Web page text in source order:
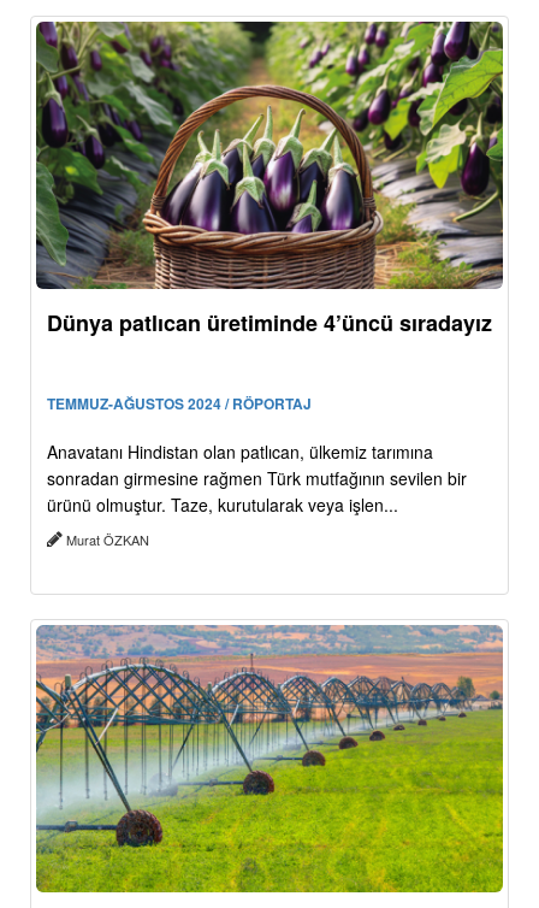
Dünya patlıcan üretiminde 4’üncü sıradayız
TEMMUZ-AĞUSTOS 2024 / RÖPORTAJ
Anavatanı Hindistan olan patlıcan, ülkemiz tarımına
sonradan girmesine rağmen Türk mutfağının sevilen bir
ürünü olmuştur. Taze, kurutularak veya işlen...
Murat ÖZKAN